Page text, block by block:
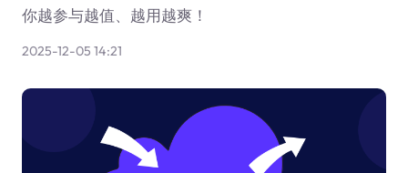
你越参与越值、越用越爽！
2025-12-05 14:21